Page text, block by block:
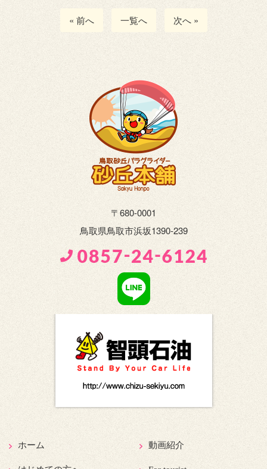
« 前へ 一覧へ 次へ »
〒680-0001
鳥取県鳥取市浜坂1390-239
ホーム 動画紹介